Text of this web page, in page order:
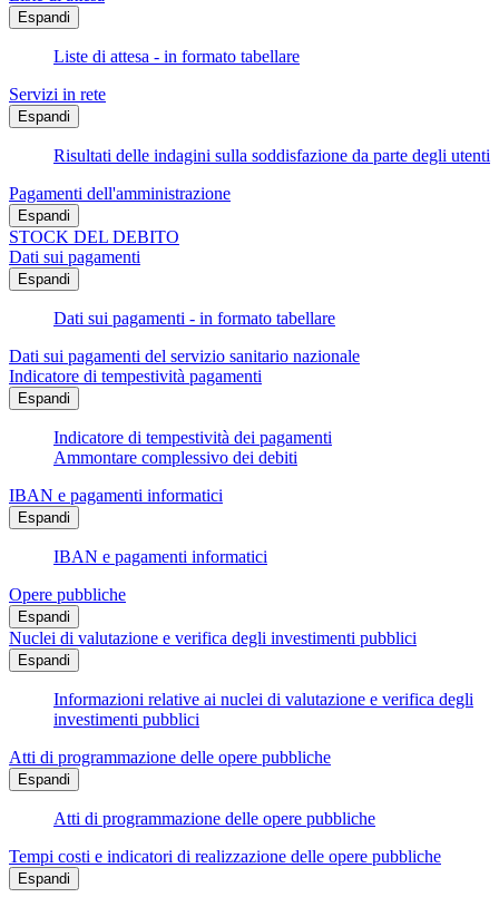
Espandi
Liste di attesa - in formato tabellare
Servizi in rete
Espandi
Risultati delle indagini sulla soddisfazione da parte degli utenti
Pagamenti dell'amministrazione
Espandi
STOCK DEL DEBITO
Dati sui pagamenti
Espandi
Dati sui pagamenti - in formato tabellare
Dati sui pagamenti del servizio sanitario nazionale
Indicatore di tempestività pagamenti
Espandi
Indicatore di tempestività dei pagamenti
Ammontare complessivo dei debiti
IBAN e pagamenti informatici
Espandi
IBAN e pagamenti informatici
Opere pubbliche
Espandi
Nuclei di valutazione e verifica degli investimenti pubblici
Espandi
Informazioni relative ai nuclei di valutazione e verifica degli
investimenti pubblici
Atti di programmazione delle opere pubbliche
Espandi
Atti di programmazione delle opere pubbliche
Tempi costi e indicatori di realizzazione delle opere pubbliche
Espandi